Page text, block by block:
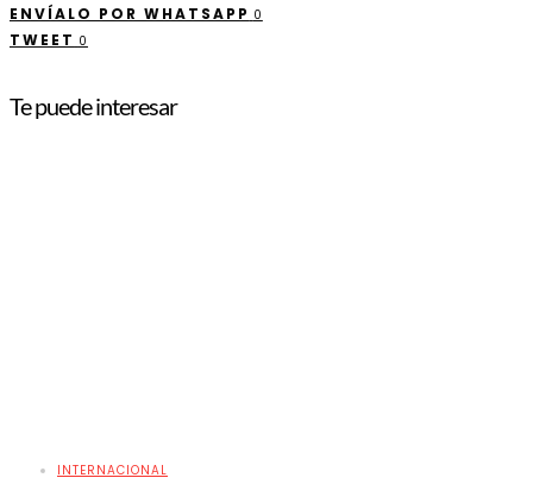
ENVÍALO POR WHATSAPP 0
TWEET 0
Te puede interesar
INTERNACIONAL